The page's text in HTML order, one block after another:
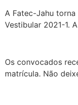
A Fatec-Jahu
Vestibular 2021-1.
Os convocados
matrícula. Não